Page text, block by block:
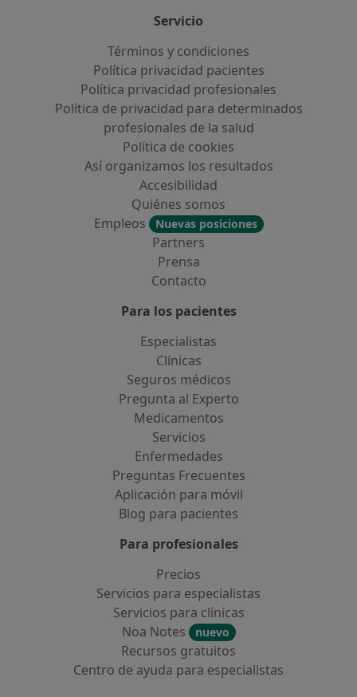
Servicio
Términos y condiciones
Política privacidad pacientes
Política privacidad profesionales
Política de privacidad para determinados
profesionales de la salud
Política de cookies
Así organizamos los resultados
Accesibilidad
Quiénes somos
Empleos
Nuevas posiciones
Partners
Prensa
Contacto
Para los pacientes
Especialistas
Clínicas
Seguros médicos
Pregunta al Experto
Medicamentos
Servicios
Enfermedades
Preguntas Frecuentes
Aplicación para móvil
Blog para pacientes
Para profesionales
Precios
Servicios para especialistas
Servicios para clínicas
Noa Notes
nuevo
Recursos gratuitos
Centro de ayuda para especialistas